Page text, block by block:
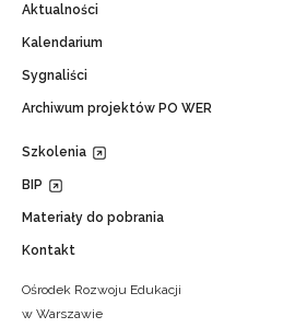
Aktualności
Kalendarium
Sygnaliści
Archiwum projektów PO WER
Szkolenia
BIP
Materiały do pobrania
Kontakt
Ośrodek Rozwoju Edukacji
w Warszawie